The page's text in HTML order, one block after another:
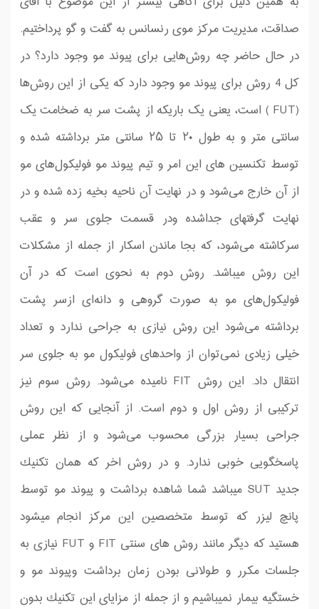
صداقت، مدیریت مركز موی رنسانس به گفت‌ و گو پرداختیم.
در حال حاضر چه روش‌هایی برای پیوند مو وجود دارد؟ در
كل 4 روش برای پیوند مو وجود دارد که یکی از این روش‌ها
(FUT ) است، یعنی یک باریکه از پشت سر به ضخامت یک
سانتی متر و به طول ۲۰ تا ۲۵ سانتی متر برداشته شده و
توسط تكنسین های این امر و تیم پیوند مو فولیکول‌های مو
از آن خارج می‌شود و در ‌‌نهایت آن ناحیه بخیه زده شده و در
‌‌نهایت گرفتهای جداشده ودر قسمت جلوی سر و عقب
سرکاشته می‌شود، كه بجا ماندن اسكار از جمله از مشكلات
این روش میباشد. روش دوم به نحوی است که در آن
فولیکول‌های مو به صورت گروهی و دانه‌ای ازسر پشت
برداشته می‌شود این روش نیازی به جراحی ندارد و تعداد
خیلی زیادی نمی‌توان از واحد‌های فولیکول مو به جلوی سر
انتقال داد. این روش FIT نامیده می‌شود. روش سوم نیز
ترکیبی از روش اول و دوم است. از آنجایی که این روش
جراحی بسیار بزرگی محسوب می‌شود و از نظر عملی
پاسخگویی خوبی ندارد. و در روش اخر كه همان تكنیك
جدید SUT میباشد شما شاهده برداشت و پیوند مو توسط
پانچ لیزر كه توسط متخصصین این مركز انجام میشود
هستید كه دیگر مانند روش های سنتی FIT و FUT نیازی به
جلسات مكرر و طولانی بودن زمان برداشت وپیوند مو و
خستگیه بیمار نمیباشیم و از جمله از مزایای این تكنیك بدون